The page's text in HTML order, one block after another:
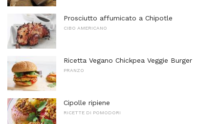
Prosciutto affumicato a Chipotle
CIBO AMERICANO
Ricetta Vegano Chickpea Veggie Burger
PRANZO
Cipolle ripiene
RICETTE DI POMODORI